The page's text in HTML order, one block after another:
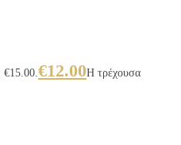
€15.00.€12.00Η τρέχουσα